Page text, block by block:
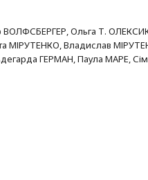
Ольга Т.
МІРУТЕНКО, Владислав
ГЕРМАН, Паула МАРЕ,